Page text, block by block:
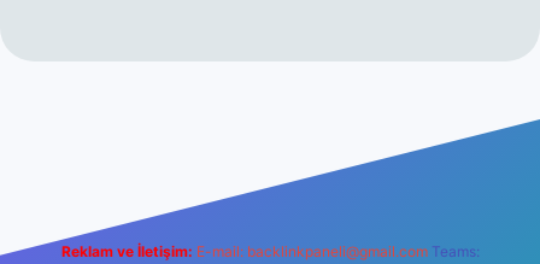
Reklam ve İletişim: E-mail: backlinkpaneli@gmail.com Teams: